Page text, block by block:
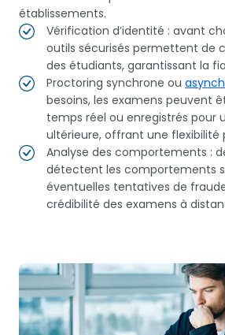
établissements.
Vérification d’identité : avant
outils sécurisés permettent de
des étudiants, garantissant la
Proctoring synchrone ou
besoins, les examens peuvent
temps réel ou enregistrés pour
ultérieure, offrant une flexibilité
Analyse des comportements :
détectent les comportements
éventuelles tentatives de
crédibilité des examens à